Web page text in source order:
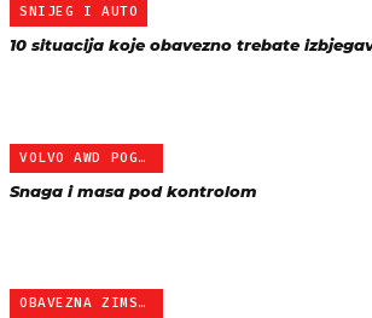
SNIJEG I AUTO
10 situacija koje obavezno trebate
VOLVO AWD POGON
Snaga i masa pod kontrolom
OBAVEZNA ZIMSKA OPREMA